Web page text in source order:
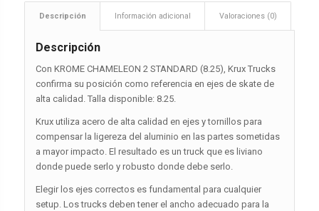
Descripción Información adicional Valoraciones (0)
Descripción
Con KROME CHAMELEON 2 STANDARD (8.25), Krux Trucks
confirma su posición como referencia en ejes de skate de
alta calidad. Talla disponible: 8.25.
Krux utiliza acero de alta calidad en ejes y tornillos para
compensar la ligereza del aluminio en las partes sometidas
a mayor impacto. El resultado es un truck que es liviano
donde puede serlo y robusto donde debe serlo.
Elegir los ejes correctos es fundamental para cualquier
setup. Los trucks deben tener el ancho adecuado para la